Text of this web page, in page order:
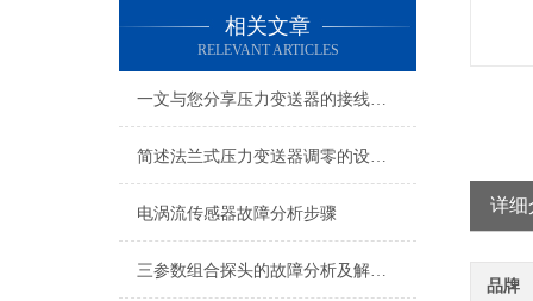
相关文章
RELEVANT ARTICLES
一文与您分享压力变送器的接线方法
简述法兰式压力变送器调零的设置方法
电涡流传感器故障分析步骤
三参数组合探头的故障分析及解决方法
详细
品牌